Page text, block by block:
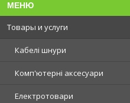
Товары и услуги
Кабелі шнури
Комп'ютерні аксесуари
Електротовари